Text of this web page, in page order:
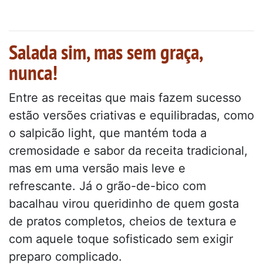
Salada sim, mas sem graça,
nunca!
Entre as receitas que mais fazem sucesso
estão versões criativas e equilibradas, como
o salpicão light, que mantém toda a
cremosidade e sabor da receita tradicional,
mas em uma versão mais leve e
refrescante. Já o grão-de-bico com
bacalhau virou queridinho de quem gosta
de pratos completos, cheios de textura e
com aquele toque sofisticado sem exigir
preparo complicado.